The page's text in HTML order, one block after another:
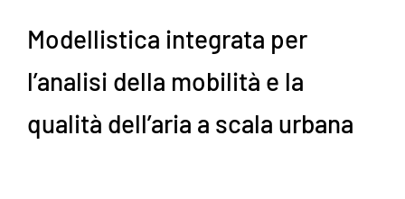
Modellistica integrata per
l’analisi della mobilità e la
qualità dell’aria a scala urbana